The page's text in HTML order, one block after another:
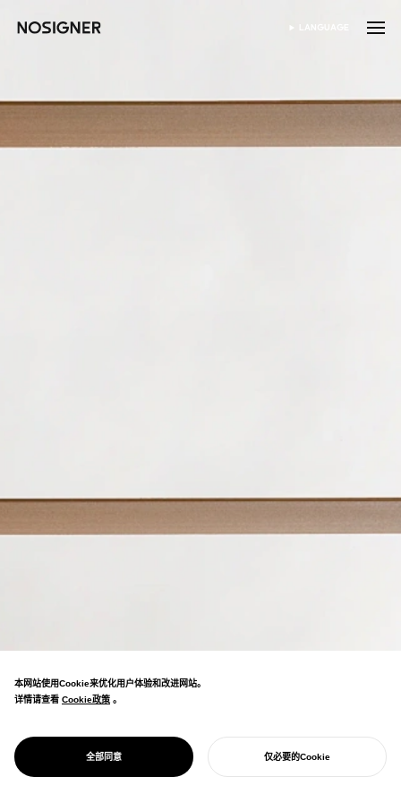
首页 SELECT LANGUAGE
PROJECT
TRUSS
桁架结构，用约3mm的薄搁板可承重100kg。
Good Design Award金奖候选。
本网站使用Cookie来优化用户体验和改进网站。
详情请查看 Cookie政策
Cookie政策 。
全部同意 仅必要的Cookie